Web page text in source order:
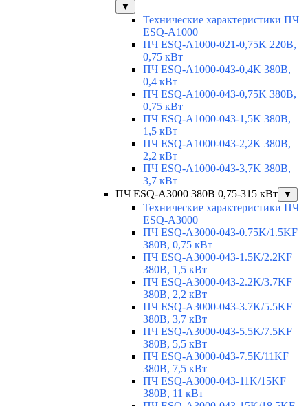
▼
Технические характеристики ПЧ
ESQ-A1000
ПЧ ESQ-A1000-021-0,75K 220В,
0,75 кВт
ПЧ ESQ-A1000-043-0,4K 380В,
0,4 кВт
ПЧ ESQ-A1000-043-0,75K 380В,
0,75 кВт
ПЧ ESQ-A1000-043-1,5K 380В,
1,5 кВт
ПЧ ESQ-A1000-043-2,2K 380В,
2,2 кВт
ПЧ ESQ-A1000-043-3,7K 380В,
3,7 кВт
ПЧ ESQ-A3000 380В 0,75-315 кВт
▼
Технические характеристики ПЧ
ESQ-A3000
ПЧ ESQ-A3000-043-0.75K/1.5KF
380В, 0,75 кВт
ПЧ ESQ-A3000-043-1.5K/2.2KF
380В, 1,5 кВт
ПЧ ESQ-A3000-043-2.2K/3.7KF
380В, 2,2 кВт
ПЧ ESQ-A3000-043-3.7K/5.5KF
380В, 3,7 кВт
ПЧ ESQ-A3000-043-5.5K/7.5KF
380В, 5,5 кВт
ПЧ ESQ-A3000-043-7.5K/11KF
380В, 7,5 кВт
ПЧ ESQ-A3000-043-11K/15KF
380В, 11 кВт